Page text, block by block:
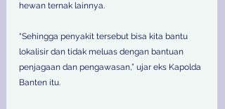
hewan ternak lainnya.
“Sehingga penyakit tersebut bisa kita bantu
lokalisir dan tidak meluas dengan bantuan
penjagaan dan pengawasan,” ujar eks Kapolda
Banten itu.